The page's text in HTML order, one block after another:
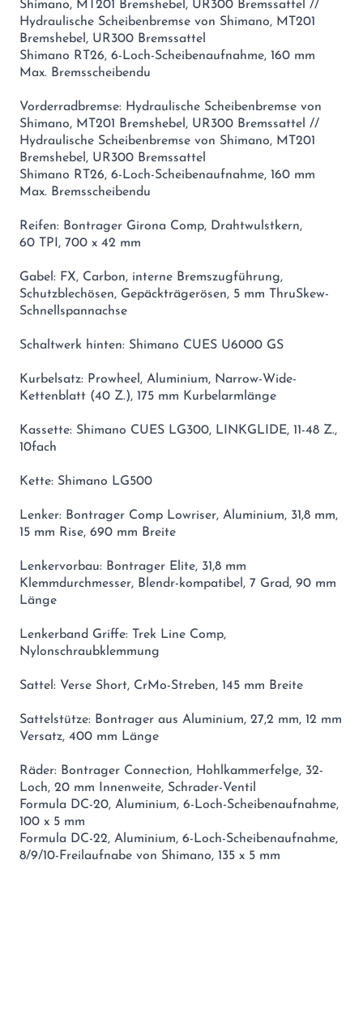
Shimano, MT201 Bremshebel, UR300 Bremssattel //
Hydraulische Scheibenbremse von Shimano, MT201
Bremshebel, UR300 Bremssattel
Shimano RT26, 6-Loch-Scheibenaufnahme, 160 mm
Max. Bremsscheibendu
Vorderradbremse: Hydraulische Scheibenbremse von
Shimano, MT201 Bremshebel, UR300 Bremssattel //
Hydraulische Scheibenbremse von Shimano, MT201
Bremshebel, UR300 Bremssattel
Shimano RT26, 6-Loch-Scheibenaufnahme, 160 mm
Max. Bremsscheibendu
Reifen: Bontrager Girona Comp, Drahtwulstkern,
60 TPI, 700 x 42 mm
Gabel: FX, Carbon, interne Bremszugführung,
Schutzblechösen, Gepäckträgerösen, 5 mm ThruSkew-
Schnellspannachse
Schaltwerk hinten: Shimano CUES U6000 GS
Kurbelsatz: Prowheel, Aluminium, Narrow-Wide-
Kettenblatt (40 Z.), 175 mm Kurbelarmlänge
Kassette: Shimano CUES LG300, LINKGLIDE, 11-48 Z.,
10fach
Kette: Shimano LG500
Lenker: Bontrager Comp Lowriser, Aluminium, 31,8 mm,
15 mm Rise, 690 mm Breite
Lenkervorbau: Bontrager Elite, 31,8 mm
Klemmdurchmesser, Blendr-kompatibel, 7 Grad, 90 mm
Länge
Lenkerband Griffe: Trek Line Comp,
Nylonschraubklemmung
Sattel: Verse Short, CrMo-Streben, 145 mm Breite
Sattelstütze: Bontrager aus Aluminium, 27,2 mm, 12 mm
Versatz, 400 mm Länge
Räder: Bontrager Connection, Hohlkammerfelge, 32-
Loch, 20 mm Innenweite, Schrader-Ventil
Formula DC-20, Aluminium, 6-Loch-Scheibenaufnahme,
100 x 5 mm
Formula DC-22, Aluminium, 6-Loch-Scheibenaufnahme,
8/9/10-Freilaufnabe von Shimano, 135 x 5 mm